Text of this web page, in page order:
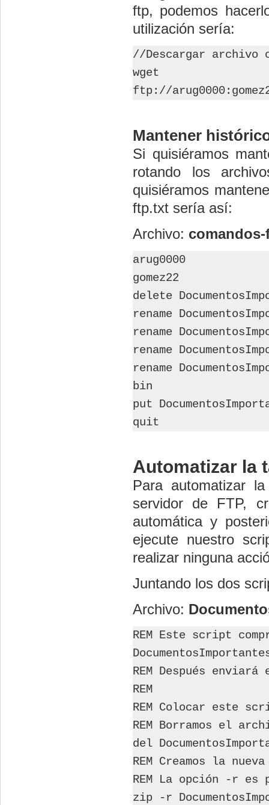
ftp, podemos
utilización sería:
//Descargar archivo
wget
ftp://
Mantener
Si quisiéramos
rotando los
quisiéramos
ftp.txt sería así:
Archivo:
arug0000
gomez22
delete
rename
rename
rename
rename
bin
put
quit
Automatizar la
Para automatizar
servidor de FTP,
automática y
ejecute nuestro
realizar ninguna
Juntando los dos
Archivo:
REM Este script
REM Después
REM
REM Colocar este
REM Borramos el
del
REM Creamos la
REM La opción -r es
zip -r